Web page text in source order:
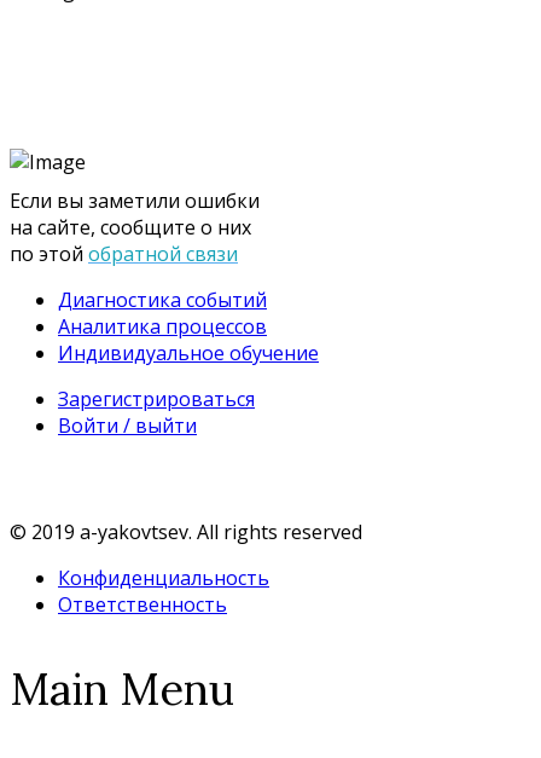
Если вы заметили ошибки
на сайте, сообщите о них
по этой обратной связи
Диагностика событий
Аналитика процессов
Индивидуальное обучение
Зарегистрироваться
Войти / выйти
© 2019 a-yakovtsev. All rights reserved
Конфиденциальность
Ответственность
Main Menu